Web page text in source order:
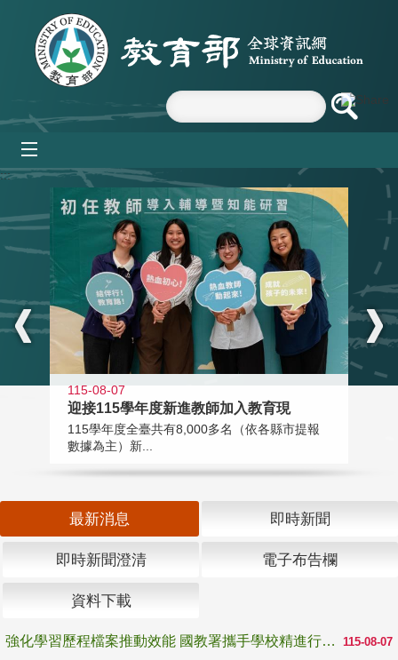
跳到主要內容區塊
:::
115-08-07
迎接115學年度新進教師加入教育現
115學年度全臺共有8,000多名（依各縣市提報
數據為主）新...
最新消息 即時新聞
即時新聞澄清 電子布告欄
資料下載
115-08-07
強化學習歷程檔案推動效能 國教署攜手學校精進行政與教學支持